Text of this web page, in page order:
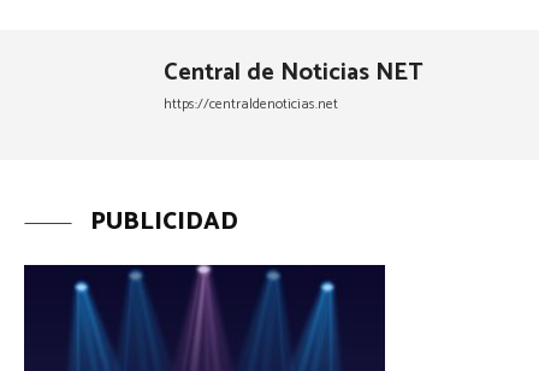
Central de Noticias NET
https://centraldenoticias.net
PUBLICIDAD